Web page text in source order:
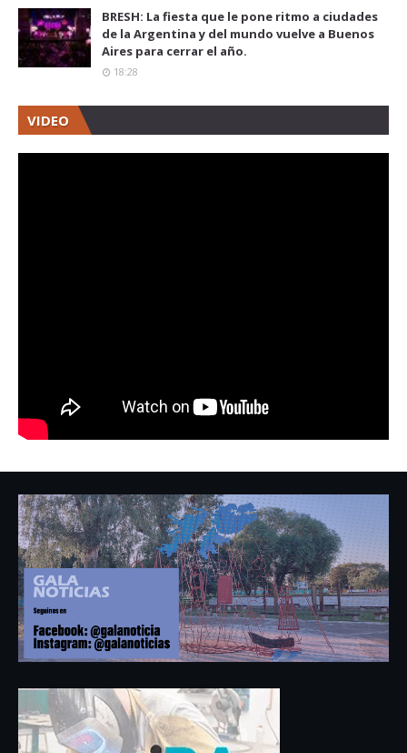
BRESH: La fiesta que le pone ritmo a ciudades
de la Argentina y del mundo vuelve a Buenos
Aires para cerrar el año.
18:28
VIDEO